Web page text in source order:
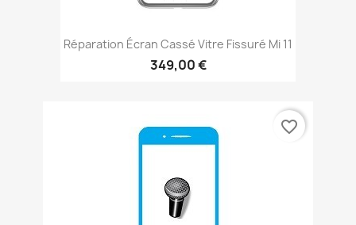
Réparation Écran Cassé Vitre Fissuré Mi 11
349,00 €
favorite_border